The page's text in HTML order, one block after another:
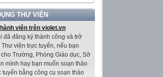
THƯ VIỆN
viên trên violet.vn
đã đăng ký thành công và trở
viện trực tuyến, nếu bạn
Trường, Phòng Giáo dục, Sở
mình hay bạn muốn soạn thảo
bằng công cụ soạn thảo